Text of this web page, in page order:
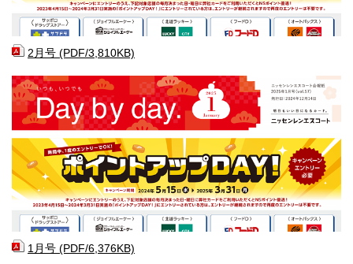
2月号 (PDF/3,810KB)
1月号 (PDF/6,376KB)